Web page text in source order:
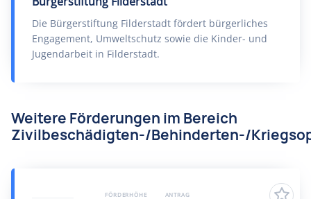
Die Bürgerstiftung Filderstadt fördert bürgerliches
Engagement, Umweltschutz sowie die Kinder- und
Jugendarbeit in Filderstadt.
Weitere Förderungen im Bereich
Zivilbeschädigten-/Behinderten-/
FÖRDERHÖHE ANTRAG